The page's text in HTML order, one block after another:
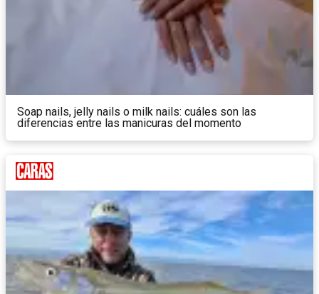
Soap nails, jelly nails o milk nails: cuáles son las
diferencias entre las manicuras del momento